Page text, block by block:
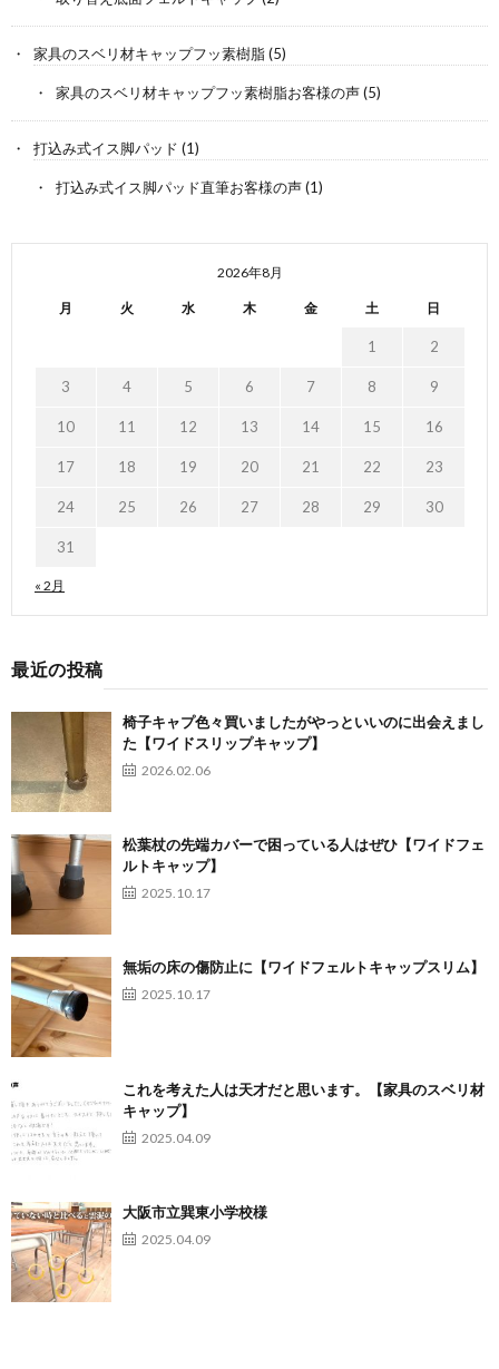
家具のスベリ材キャップフッ素樹脂(5)
家具のスベリ材キャップフッ素樹脂お客様の声(5)
打込み式イス脚パッド (1)
打込み式イス脚パッド直筆お客様の声(1)
2026年8月
月 火 水 木 金 土 日
« 2月
1 2
3 4 5 6 7 8 9
10 11 12 13 14 15 16
17 18 19 20 21 22 23
24 25 26 27 28 29 30
31
最近の投稿
椅子キャプ色々買いましたがやっといいのに出会えまし
た【ワイドスリップキャップ】
2026.02.06
松葉杖の先端カバーで困っている人はぜひ【ワイドフェ
ルトキャップ】
2025.10.17
無垢の床の傷防止に【ワイドフェルトキャップスリム】
2025.10.17
これを考えた人は天才だと思います。【家具のスベリ材
キャップ】
2025.04.09
大阪市立巽東小学校様
2025.04.09